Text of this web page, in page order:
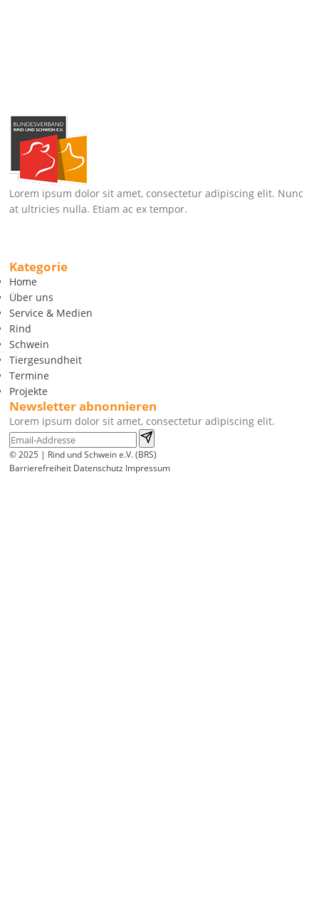
Lorem ipsum dolor sit amet, consectetur adipiscing elit. Nunc
at ultricies nulla. Etiam ac ex tempor.
Kategorie
Home
Über uns
Service & Medien
Rind
Schwein
Tiergesundheit
Termine
Projekte
Newsletter abnonnieren
Lorem ipsum dolor sit amet, consectetur adipiscing elit.
© 2025 | Rind und Schwein e.V. (BRS)
Barrierefreiheit Datenschutz Impressum